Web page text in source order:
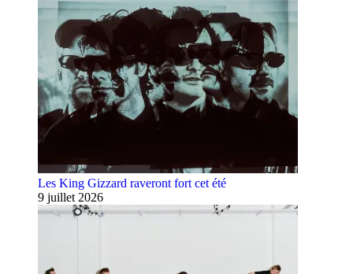
Les King Gizzard raveront fort cet été
9 juillet 2026